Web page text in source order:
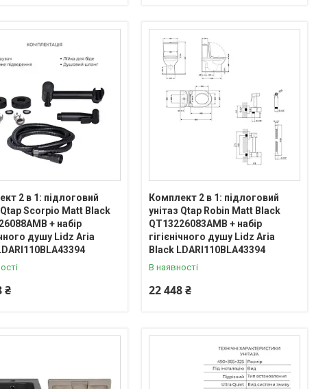
2 в 1: підлоговий
Qtap Scorpio Matt Black
+ набір
душу Lidz Aria
₴
Комплект 2 в 1: підлоговий
унітаз Qtap Robin Matt Black
QT13226083AMB + набір
гігієнічного душу Lidz Aria
Black LDARI110BLA43394
В наявності
22 448 ₴